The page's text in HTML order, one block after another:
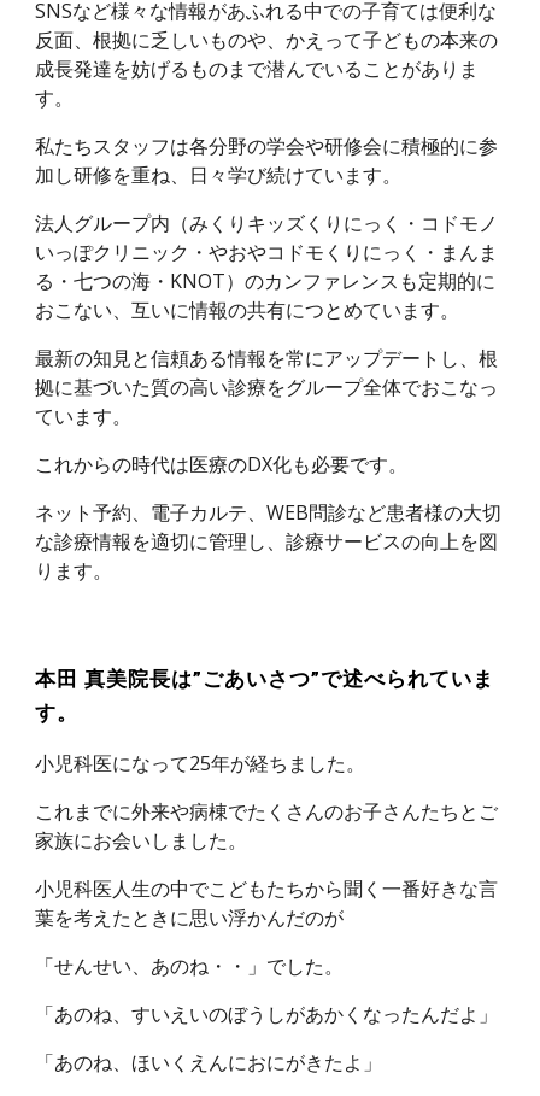
SNSなど様々な情報があふれる中での子育ては便利な
反面、根拠に乏しいものや、かえって子どもの本来の
成長発達を妨げるものまで潜んでいることがありま
す。
私たちスタッフは各分野の学会や研修会に積極的に参
加し研修を重ね、日々学び続けています。
法人グループ内（みくりキッズくりにっく・コドモノ
いっぽクリニック・やおやコドモくりにっく・まんま
る・七つの海・KNOT）のカンファレンスも定期的に
おこない、互いに情報の共有につとめています。
最新の知見と信頼ある情報を常にアップデートし、根
拠に基づいた質の高い診療をグループ全体でおこなっ
ています。
これからの時代は医療のDX化も必要です。
ネット予約、電子カルテ、WEB問診など患者様の大切
な診療情報を適切に管理し、診療サービスの向上を図
ります。
本田 真美院長は”ごあいさつ”で述べられていま
す。
小児科医になって25年が経ちました。
これまでに外来や病棟でたくさんのお子さんたちとご
家族にお会いしました。
小児科医人生の中でこどもたちから聞く一番好きな言
葉を考えたときに思い浮かんだのが
「せんせい、あのね・・」でした。
「あのね、すいえいのぼうしがあかくなったんだよ」
「あのね、ほいくえんにおにがきたよ」